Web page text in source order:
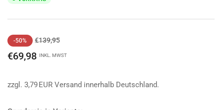
Normaler
Preis
-50% €139,95Ausverkaufspreis
€69,98 INKL. MWST
zzgl. 3,79 EUR Versand innerhalb Deutschland.